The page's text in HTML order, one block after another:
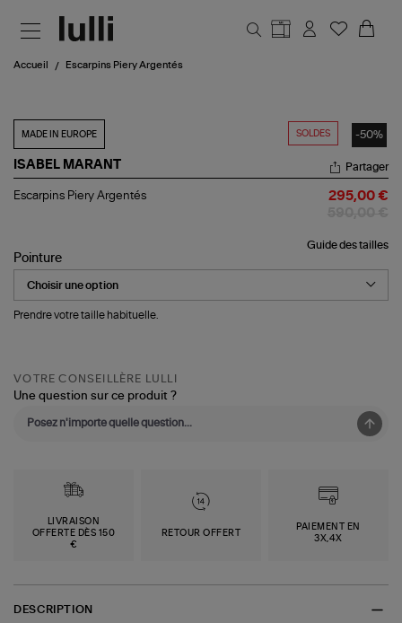
Accueil Escarpins Piery Argentés
SOLDES -50%
MADE IN EUROPE
ISABEL MARANT
Escarpins
Partager
Escarpins Piery Argentés 295,00 €
Guide des tailles
Pointure
Prendre votre taille habituelle.
VOTRE CONSEILLÈRE LULLI
Une question sur ce produit ?
LIVRAISON
OFFERTE DÈS 150
€
RETOUR OFFERT
PAIEMENT EN
3X,4X
DESCRIPTION